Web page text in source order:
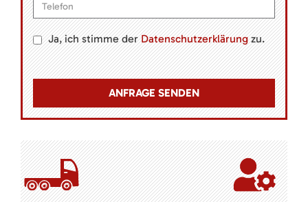
Ja, ich stimme derDatenschutzerklärungzu.